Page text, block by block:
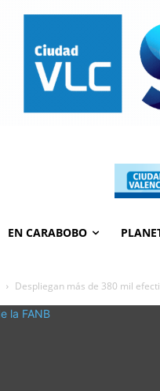
EN CARABOBO
Despliegan más de 380 mil